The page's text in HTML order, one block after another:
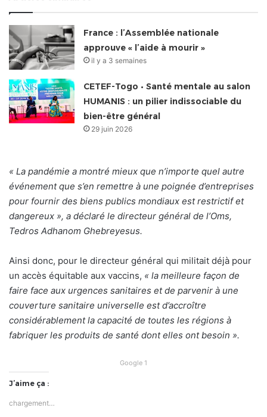
France : l’Assemblée nationale
approuve « l’aide à mourir »
il y a 3 semaines
CETEF-Togo • Santé mentale au salon
HUMANIS : un pilier indissociable du
bien-être général
29 juin 2026
« La pandémie a montré mieux que n’importe quel autre
événement que s’en remettre à une poignée d’entreprises
pour fournir des biens publics mondiaux est restrictif et
dangereux », a déclaré le directeur général de l’Oms,
Tedros Adhanom Ghebreyesus.
Ainsi donc, pour le directeur général qui militait déjà pour
un accès équitable aux vaccins, « la meilleure façon de
faire face aux urgences sanitaires et de parvenir à une
couverture sanitaire universelle est d’accroître
considérablement la capacité de toutes les régions à
fabriquer les produits de santé dont elles ont besoin ».
Google 1
J’aime ça :
chargement…